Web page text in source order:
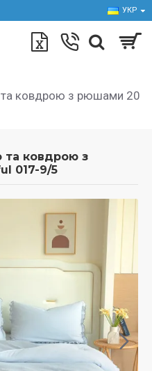
УКР
та ковдрою з рюшами 20
та ковдрою з
017-9/5